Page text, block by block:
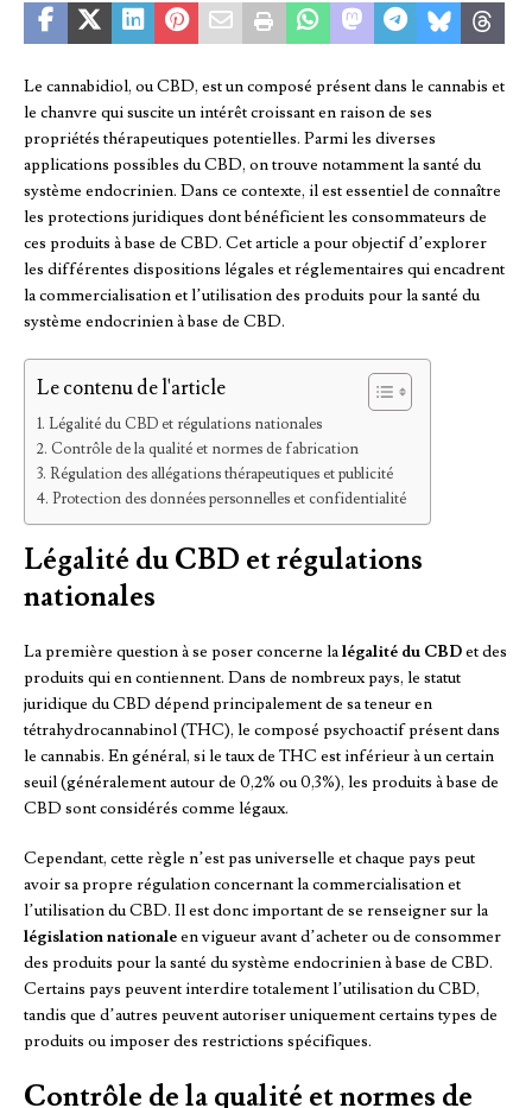
Le cannabidiol, ou CBD, est un composé présent dans le cannabis et
le chanvre qui suscite un intérêt croissant en raison de ses
propriétés thérapeutiques potentielles. Parmi les diverses
applications possibles du CBD, on trouve notamment la santé du
système endocrinien. Dans ce contexte, il est essentiel de connaître
les protections juridiques dont bénéficient les consommateurs de
ces produits à base de CBD. Cet article a pour objectif d’explorer
les différentes dispositions légales et réglementaires qui encadrent
la commercialisation et l’utilisation des produits pour la santé du
système endocrinien à base de CBD.
Le contenu de l'article
Légalité du CBD et régulations nationales
Contrôle de la qualité et normes de fabrication
Régulation des allégations thérapeutiques et publicité
Protection des données personnelles et confidentialité
Légalité du CBD et régulations
nationales
La première question à se poser concerne lalégalité du CBDet des
produits qui en contiennent. Dans de nombreux pays, le statut
juridique du CBD dépend principalement de sa teneur en
tétrahydrocannabinol (THC), le composé psychoactif présent dans
le cannabis. En général, si le taux de THC est inférieur à un certain
seuil (généralement autour de 0,2% ou 0,3%), les produits à base de
CBD sont considérés comme légaux.
Cependant, cette règle n’est pas universelle et chaque pays peut
avoir sa propre régulation concernant la commercialisation et
l’utilisation du CBD. Il est donc important de se renseigner sur la
législation nationaleen vigueur avant d’acheter ou de consommer
des produits pour la santé du système endocrinien à base de CBD.
Certains pays peuvent interdire totalement l’utilisation du CBD,
tandis que d’autres peuvent autoriser uniquement certains types de
produits ou imposer des restrictions spécifiques.
Contrôle de la qualité et normes de